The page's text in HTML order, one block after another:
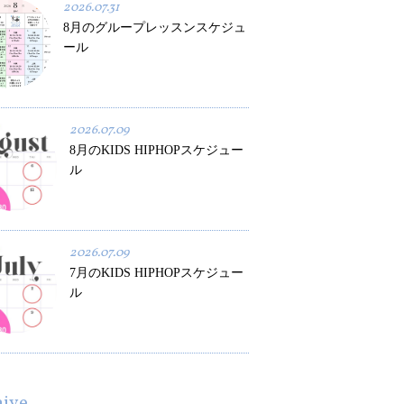
2026.07.31
8月のグループレッスンスケジュ
ール
2026.07.09
8月のKIDS HIPHOPスケジュー
ル
2026.07.09
7月のKIDS HIPHOPスケジュー
ル